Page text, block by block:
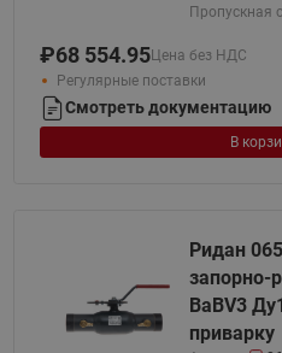
Пропускная
₽68 554.95Цена без НДС
Регулярные поставки
Смотреть документацию
В
Ридан
запорно-
BaBV3
приварку